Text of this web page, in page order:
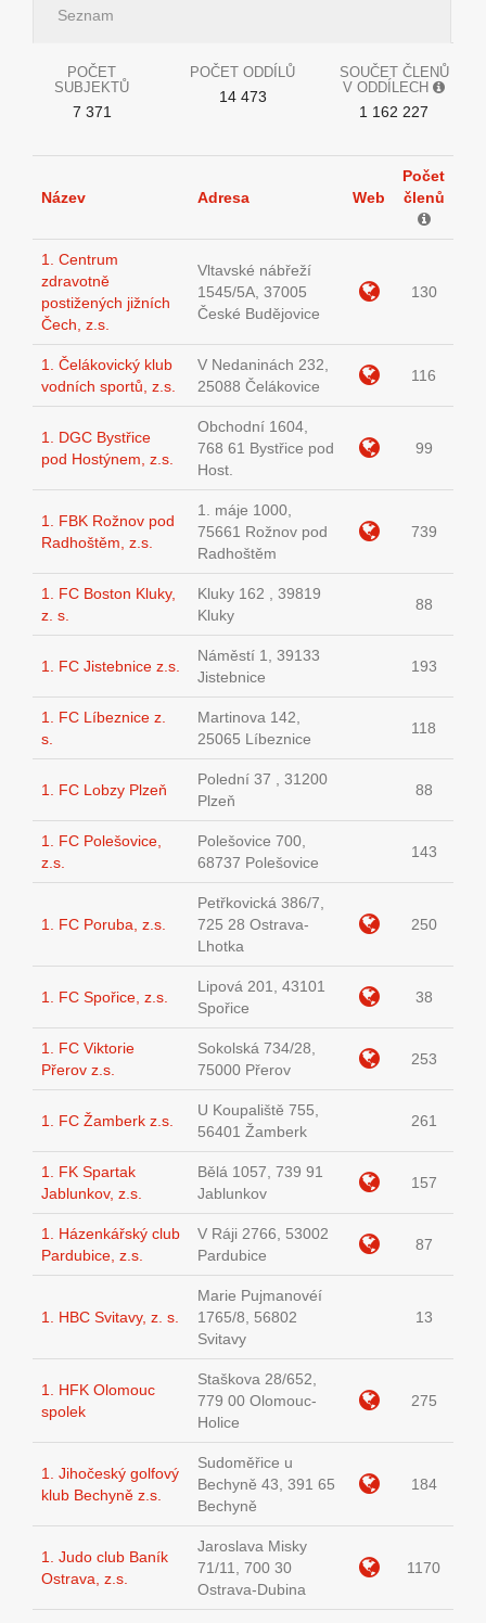
Seznam
POČET
SUBJEKTŮ
7 371
POČET ODDÍLŮ
14 473
SOUČET ČLENŮ
V ODDÍLECH
1 162 227
Název Adresa Web
Počet
členů
1. Centrum
zdravotně
postižených jižních
Čech, z.s.
Vltavské nábřeží
1545/5A, 37005
České Budějovice
130
1. Čelákovický klub
vodních sportů, z.s.
V Nedaninách 232,
25088 Čelákovice
116
1. DGC Bystřice
pod Hostýnem, z.s.
Obchodní 1604,
768 61 Bystřice pod
Host.
99
1. FBK Rožnov pod
Radhoštěm, z.s.
1. máje 1000,
75661 Rožnov pod
Radhoštěm
739
1. FC Boston Kluky,
z. s.
Kluky 162 , 39819
Kluky
88
1. FC Jistebnice z.s.
Náměstí 1, 39133
Jistebnice
193
1. FC Líbeznice z.
s.
Martinova 142,
25065 Líbeznice
118
1. FC Lobzy Plzeň
Polední 37 , 31200
Plzeň
88
1. FC Polešovice,
z.s.
Polešovice 700,
68737 Polešovice
143
1. FC Poruba, z.s.
Petřkovická 386/7,
725 28 Ostrava-
Lhotka
250
1. FC Spořice, z.s.
Lipová 201, 43101
Spořice
38
1. FC Viktorie
Přerov z.s.
Sokolská 734/28,
75000 Přerov
253
1. FC Žamberk z.s.
U Koupaliště 755,
56401 Žamberk
261
1. FK Spartak
Jablunkov, z.s.
Bělá 1057, 739 91
Jablunkov
157
1. Házenkářský club
Pardubice, z.s.
V Ráji 2766, 53002
Pardubice
87
1. HBC Svitavy, z. s.
Marie Pujmanovéí
1765/8, 56802
Svitavy
13
1. HFK Olomouc
spolek
Staškova 28/652,
779 00 Olomouc-
Holice
275
1. Jihočeský golfový
klub Bechyně z.s.
Sudoměřice u
Bechyně 43, 391 65
Bechyně
184
1. Judo club Baník
Ostrava, z.s.
Jaroslava Misky
71/11, 700 30
Ostrava-Dubina
1170